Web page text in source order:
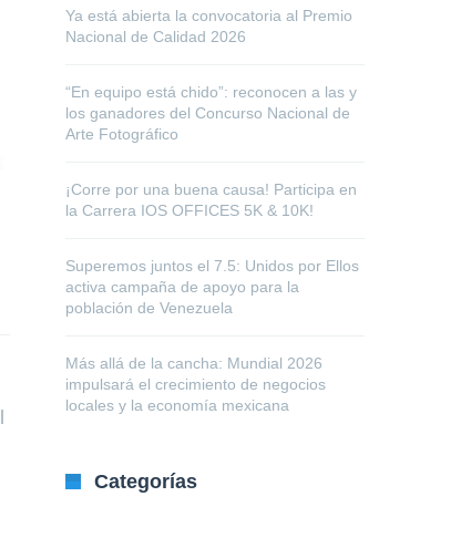
Ya está abierta la convocatoria al Premio
Nacional de Calidad 2026
“En equipo está chido”: reconocen a las y
los ganadores del Concurso Nacional de
Arte Fotográfico
¡Corre por una buena causa! Participa en
la Carrera IOS OFFICES 5K & 10K!
Superemos juntos el 7.5: Unidos por Ellos
activa campaña de apoyo para la
población de Venezuela
Más allá de la cancha: Mundial 2026
impulsará el crecimiento de negocios
locales y la economía mexicana
Categorías